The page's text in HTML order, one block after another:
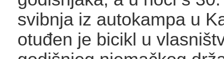
svibnja iz autokampa u
otuđen je bicikl u